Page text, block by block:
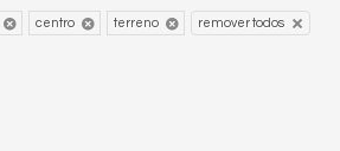
centro terreno remover todos